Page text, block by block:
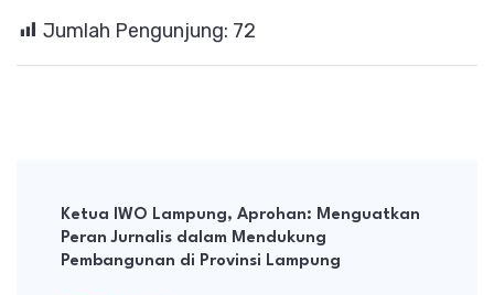
Jumlah Pengunjung: 72
Navigation
Ketua IWO Lampung, Aprohan: Menguatkan
Peran Jurnalis dalam Mendukung
Pembangunan di Provinsi Lampung